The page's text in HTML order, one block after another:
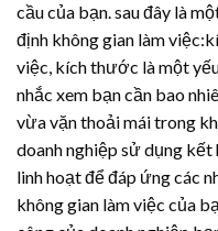
cầu của bạn. sau đây là
định không gian làm
việc, kích thước là một
nhắc xem bạn cần bao
vừa vặn thoải mái trong
doanh nghiệp sử dụng kết
linh hoạt để đáp ứng các
không gian làm việc của